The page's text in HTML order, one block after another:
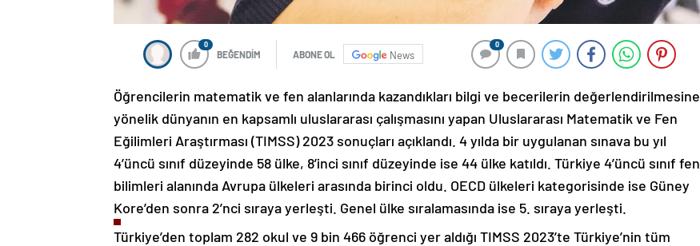
0
BEĞENDİM ABONE OL News
0
Öğrencilerin matematik ve fen alanlarında kazandıkları bilgi ve becerilerin değerlendirilmesine
yönelik dünyanın en kapsamlı uluslararası çalışmasını yapan Uluslararası Matematik ve Fen
Eğilimleri Araştırması (TIMSS) 2023 sonuçları açıklandı. 4 yılda bir uygulanan sınava bu yıl
4’üncü sınıf düzeyinde 58 ülke, 8’inci sınıf düzeyinde ise 44 ülke katıldı. Türkiye 4’üncü sınıf fen
bilimleri alanında Avrupa ülkeleri arasında birinci oldu. OECD ülkeleri kategorisinde ise Güney
Kore’den sonra 2’nci sıraya yerleşti. Genel ülke sıralamasında ise 5. sıraya yerleşti.
Türkiye’den toplam 282 okul ve 9 bin 466 öğrenci yer aldığı TIMSS 2023’te Türkiye’nin tüm